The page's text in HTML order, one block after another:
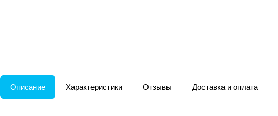
Описание Характеристики Отзывы Доставка и оплата